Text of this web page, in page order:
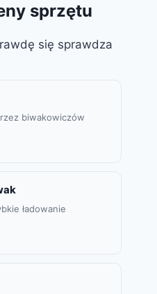
sprzętu
się sprawdza
biwakowiczów
ładowanie